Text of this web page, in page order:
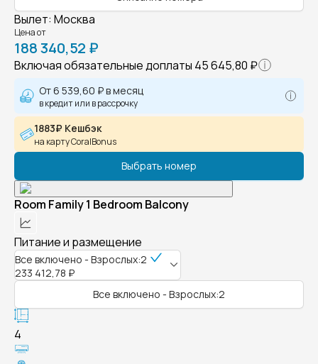
Вылет: Москва
Цена от
188 340,52 ₽
Включая обязательные доплаты 45 645,80 ₽
От6 539,60 ₽в месяц
в кредит или в рассрочку
1883₽ Кешбэк
на карту CoralBonus
Выбрать номер
Room Family 1 Bedroom Balcony
Питание и размещение
Все включено - Взрослых:2
233 412,78 ₽
Все включено - Взрослых:2
4